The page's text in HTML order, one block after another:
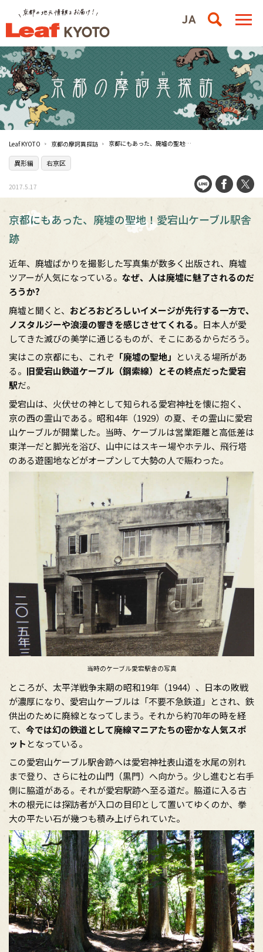
Leaf KYOTO 京都の摩訶異探訪 京都にもあった、廃墟の聖地！愛宕山ケーブル駅舎跡
異形編 右京区
2017.5.17
京都にもあった、廃墟の聖地！愛宕山ケーブル駅舎
跡
近年、廃墟ばかりを撮影した写真集が数多く出版され、廃墟
ツアーが人気になっている。 なぜ、人は廃墟に魅了されるのだ
ろうか?
廃墟と聞くと、 おどろおどろしいイメージが先行する一方で、
ノスタルジーや浪漫の響きを感じさせてくれる。 日本人が愛
してきた滅びの美学に通じるものが、そこにあるからだろう。
実はこの京都にも、これぞ 「廃墟の聖地」 といえる場所があ
る。 旧愛宕山鉄道ケーブル（鋼索線）とその終点だった愛宕
駅だ。
愛宕山は、火伏せの神として知られる愛宕神社を懐に抱く、
京の西の霊山である。昭和4年（1929）の夏、その霊山に愛宕
山ケーブルが開業した。当時、ケーブルは営業距離と高低差は
東洋一だと脚光を浴び、山中にはスキー場やホテル、飛行塔
のある遊園地などがオープンして大勢の人で賑わった。
当時のケーブル愛宕駅舎の写真
ところが、太平洋戦争末期の昭和19年（1944）、日本の敗戦
が濃厚になり、愛宕山ケーブルは「不要不急鉄道」とされ、鉄
供出のために廃線となってしまう。それから約70年の時を経
て、 今では幻の鉄道として廃線マニアたちの密かな人気スポ
ット となっている。
この愛宕山ケーブル駅舎跡へは愛宕神社表山道を水尾の別れ
まで登り、さらに社の山門（黒門）へ向かう。少し進むと右手
側に脇道がある。それが愛宕駅跡へ至る道だ。脇道に入る古
木の根元には探訪者が入口の目印として置いてゆくのか、拳
大の平たい石が幾つも積み上げられていた。